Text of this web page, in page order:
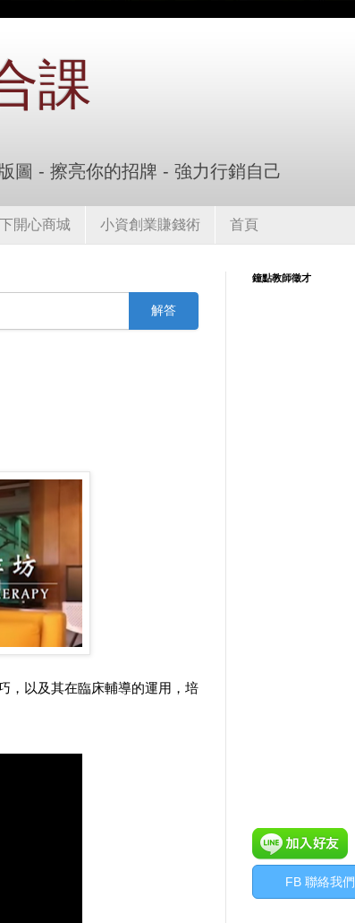
課
圖 - 擦亮你的招牌 - 強力行銷自己
開心商城 小資創業賺錢術 首頁
，以及其在臨床輔導的運用，培
鐘點教師徵才
FB 聯絡我們